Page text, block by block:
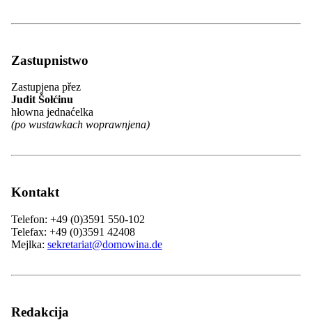
Prezidij
Wuběrki
Přehlad: Zarjad
Mjeńšinowy sekretariat
Rěčny centrum WITAJ
Serwisowy běrow
Zastupnistwo
Zastupjena přez
Judit Šołćinu
hłowna jednaćelka
(po wustawkach woprawnjena)
Kontakt
Telefon: +49 (0)3591 550-102
Telefax: +49 (0)3591 42408
Mejlka: sekretariat@domowina.de
Redakcija